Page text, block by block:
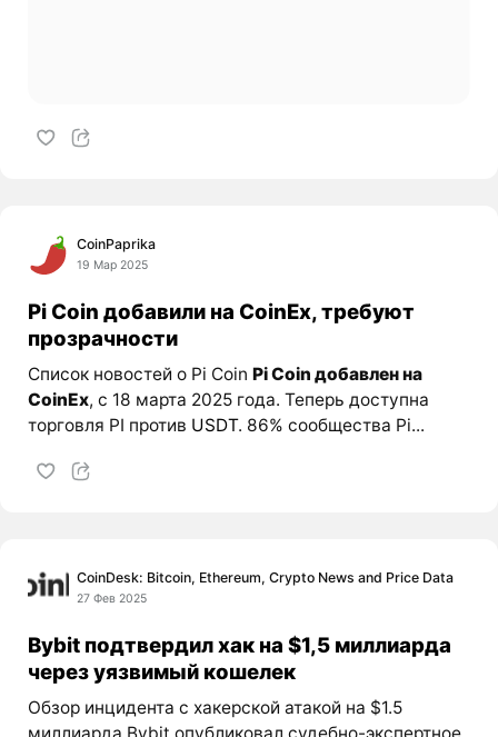
CoinPaprika
19 Мар 2025
Pi Coin добавили на CoinEx, требуют
прозрачности
Список новостей о Pi Coin Pi Coin добавлен на
CoinEx, с 18 марта 2025 года. Теперь доступна
торговля PI против USDT. 86% сообщества Pi...
CoinDesk: Bitcoin, Ethereum, Crypto News and Price Data
27 Фев 2025
Bybit подтвердил хак на $1,5 миллиарда
через уязвимый кошелек
Обзор инцидента с хакерской атакой на $1.5